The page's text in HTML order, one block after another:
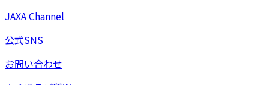
JAXA Channel
公式SNS
お問い合わせ